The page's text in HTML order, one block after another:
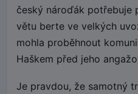
český nároďák potřebuje
větu berte ve velkých
mohla proběhnout
Haškem před jeho
Je pravdou, že samotný